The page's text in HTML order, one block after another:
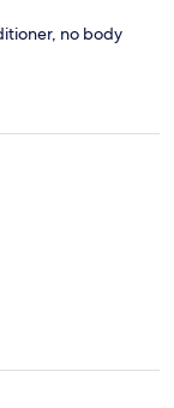
no body